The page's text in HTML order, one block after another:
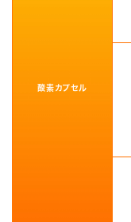
酸素カプセル